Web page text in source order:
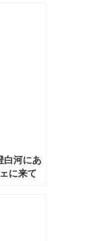
白河にあ
に来て